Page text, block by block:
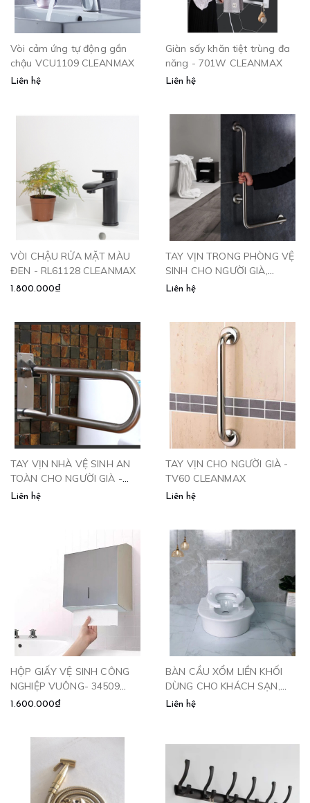
Vòi cảm ứng tự động gắn
chậu VCU1109 CLEANMAX
Liên hệ
Giàn sấy khăn tiệt trùng đa
năng - 701W CLEANMAX
Liên hệ
VÒI CHẬU RỬA MẶT MÀU
ĐEN - RL61128 CLEANMAX
1.800.000₫
TAY VỊN TRONG PHÒNG VỆ
SINH CHO NGƯỜI GIÀ,
NGƯỜI BỆNH - TV780
Liên hệ
TAY VỊN NHÀ VỆ SINH AN
TOÀN CHO NGƯỜI GIÀ -
TV680 CLEANMAX
Liên hệ
TAY VỊN CHO NGƯỜI GIÀ -
TV60 CLEANMAX
Liên hệ
HỘP GIẤY VỆ SINH CÔNG
NGHIỆP VUÔNG- 34509
CLEANMAX
1.600.000₫
BÀN CẦU XỔM LIỀN KHỐI
DÙNG CHO KHÁCH SẠN,
BỆNH VIỆN VÀ KHU CÔNG
Liên hệ